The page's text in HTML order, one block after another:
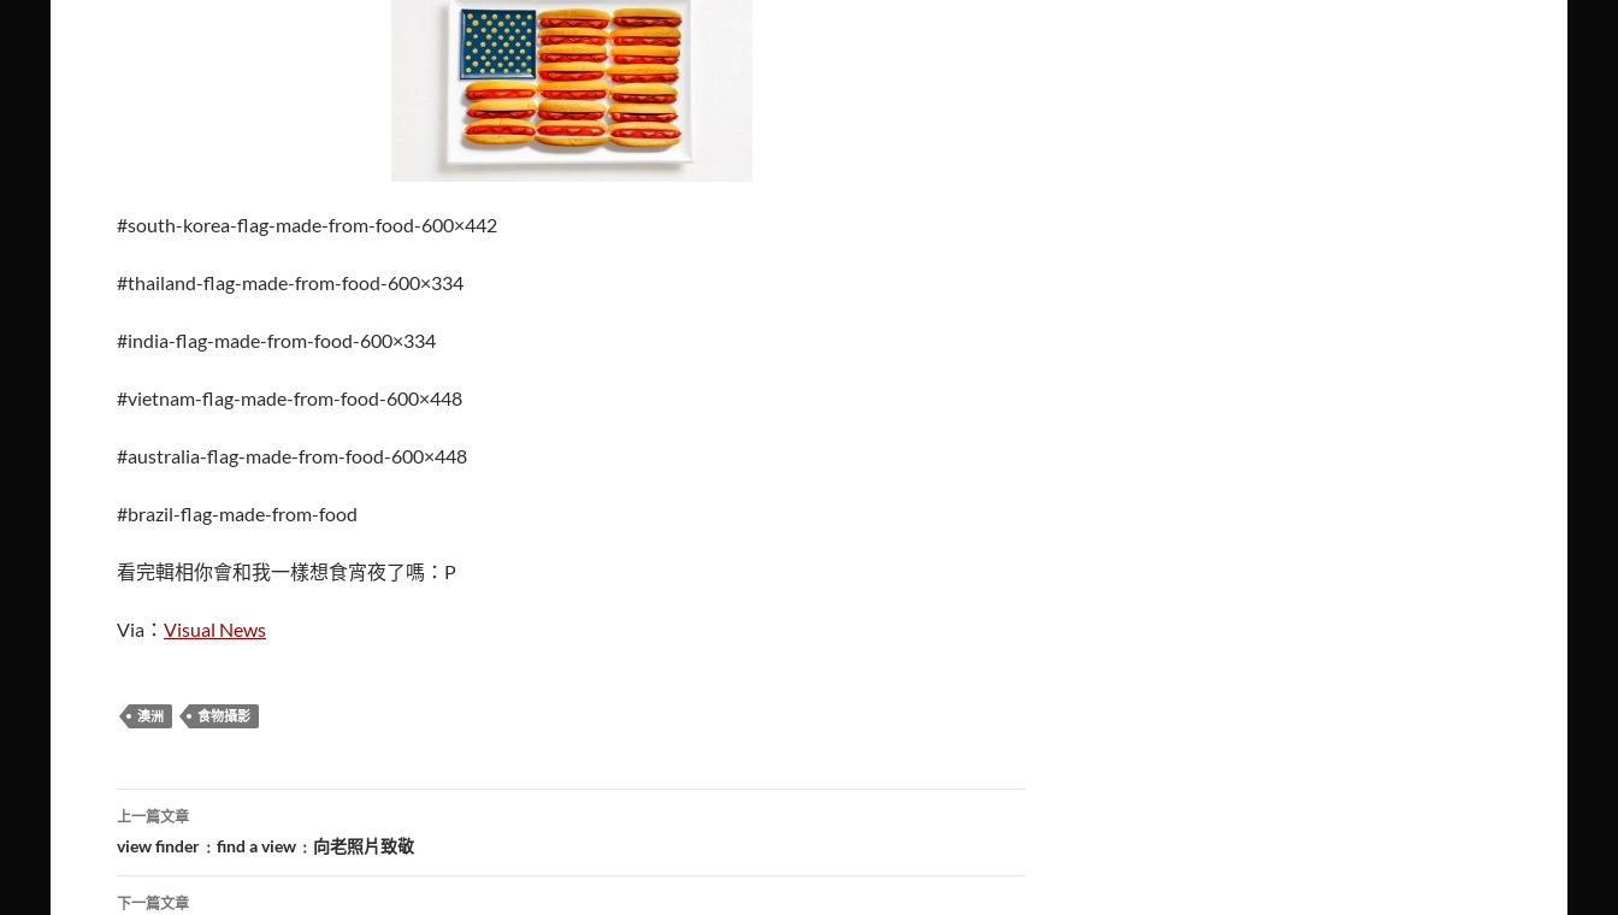
#south-korea-flag-made-from-food-600×442
#thailand-flag-made-from-food-600×334
#india-flag-made-from-food-600×334
#vietnam-flag-made-from-food-600×448
#australia-flag-made-from-food-600×448
#brazil-flag-made-from-food
看完輯相你會和我一樣想食宵夜了嗎：P
Via： Visual News
澳洲 食物攝影
文
章
導
上一篇文章
view finder﹕find a view﹕向老照片致敬
下一篇文章